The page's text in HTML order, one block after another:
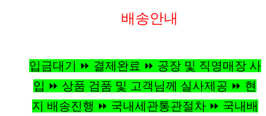
배송안내
입금대기 ⏩ 결제완료 ⏩ 공장 및 직영매장 사
입 ⏩ 상품 검품 및 고객님께 실사제공 ⏩ 현
지 배송진행 ⏩ 국내세관통관절차 ⏩ 국내배